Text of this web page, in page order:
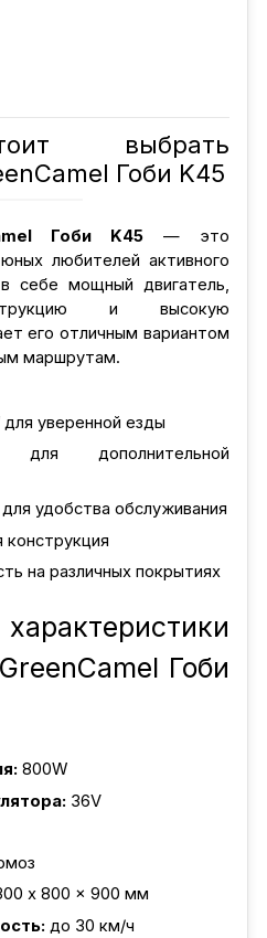
выбрать
Гоби K45
Гоби K45 — это
любителей активного
себе мощный двигатель,
и высокую
его отличным вариантом
маршрутам.
уверенной езды
дополнительной
удобства обслуживания
конструкция
на различных покрытиях
Гоби
800W
36V
x 800 x 900 мм
до 30 км/ч